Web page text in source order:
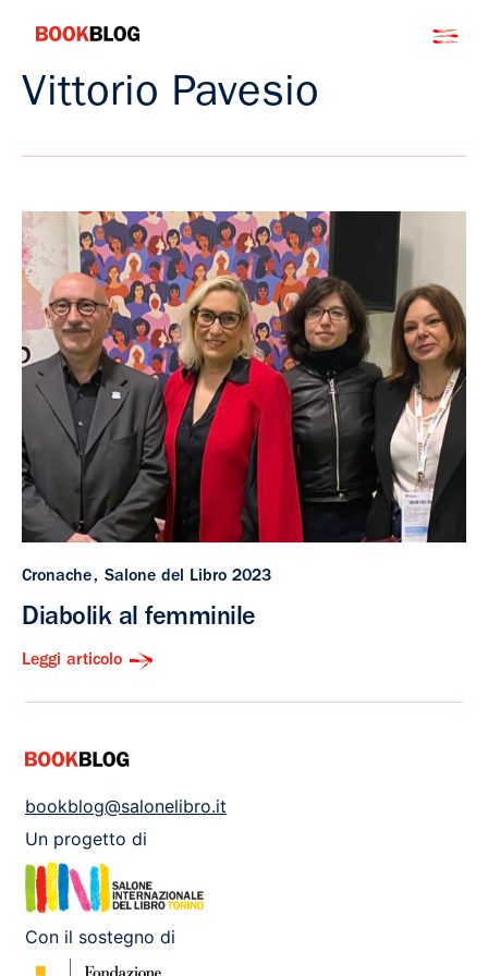
contenuto
Bookblog
Vittorio Pavesio
Cronache Salone del Libro 2023
Diabolik al femminile
Leggi articolo
bookblog@salonelibro.it
Un progetto di
Con il sostegno di